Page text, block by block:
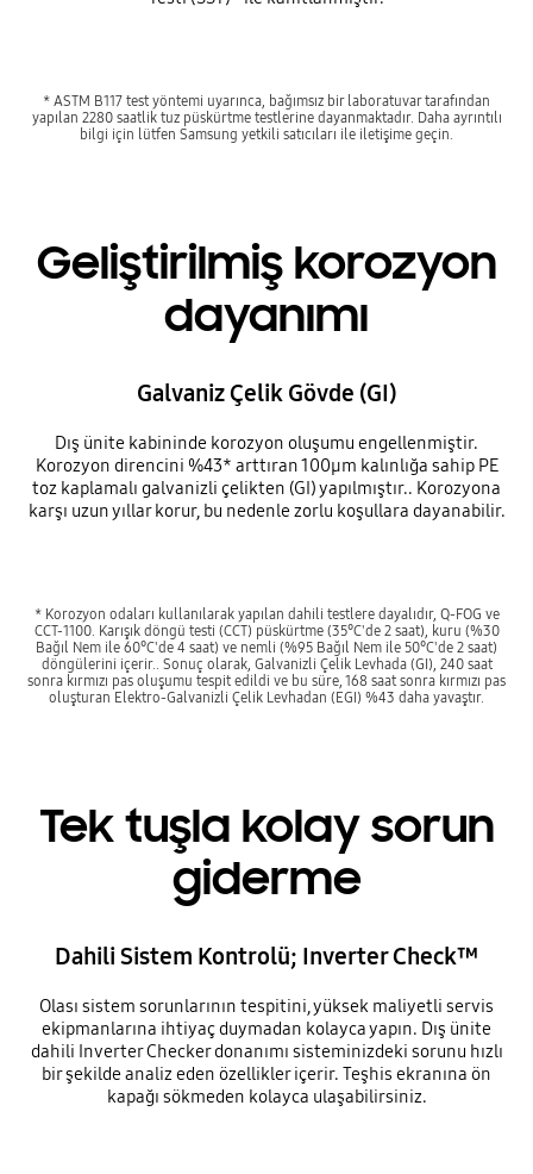
* ASTM B117 test yöntemi uyarınca, bağımsız bir laboratuvar tarafından
yapılan 2280 saatlik tuz püskürtme testlerine dayanmaktadır. Daha ayrıntılı
bilgi için lütfen Samsung yetkili satıcıları ile iletişime geçin.
Geliştirilmiş korozyon
dayanımı
Galvaniz Çelik Gövde (GI)
Dış ünite kabininde korozyon oluşumu engellenmiştir.
Korozyon direncini %43* arttıran 100µm kalınlığa sahip PE
toz kaplamalı galvanizli çelikten (GI) yapılmıştır.. Korozyona
karşı uzun yıllar korur, bu nedenle zorlu koşullara dayanabilir.
* Korozyon odaları kullanılarak yapılan dahili testlere dayalıdır, Q-FOG ve
CCT-1100. Karışık döngü testi (CCT) püskürtme (35°C'de 2 saat), kuru (%30
Bağıl Nem ile 60°C'de 4 saat) ve nemli (%95 Bağıl Nem ile 50°C'de 2 saat)
döngülerini içerir.. Sonuç olarak, Galvanizli Çelik Levhada (GI), 240 saat
sonra kırmızı pas oluşumu tespit edildi ve bu süre, 168 saat sonra kırmızı pas
oluşturan Elektro-Galvanizli Çelik Levhadan (EGI) %43 daha yavaştır.
Tek tuşla kolay sorun
giderme
Dahili Sistem Kontrolü; Inverter Check™
Olası sistem sorunlarının tespitini, yüksek maliyetli servis
ekipmanlarına ihtiyaç duymadan kolayca yapın. Dış ünite
dahili Inverter Checker donanımı sisteminizdeki sorunu hızlı
bir şekilde analiz eden özellikler içerir. Teşhis ekranına ön
kapağı sökmeden kolayca ulaşabilirsiniz.